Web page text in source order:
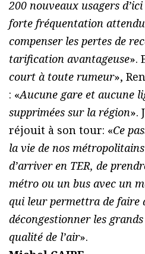
200 nouveaux usagers
forte fréquentation
compenser les pertes de
tarification avantageuse».
court à toute rumeur»,
: «Aucune gare et aucune
supprimées sur la région».
réjouit à son tour: «Ce
la vie de nos
d’arriver en TER, de
métro ou un bus avec un
qui leur permettra de faire
décongestionner les
qualité de l’air».